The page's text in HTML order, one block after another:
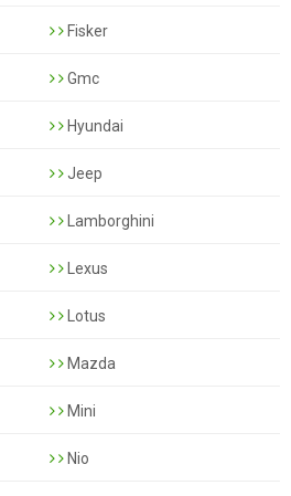
Fisker
Gmc
Hyundai
Jeep
Lamborghini
Lexus
Lotus
Mazda
Mini
Nio